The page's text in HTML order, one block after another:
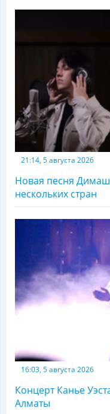
21:14, 5 августа 2026
Новая песня
нескольких стран
16:03, 5 августа 2026
Концерт Канье
Алматы